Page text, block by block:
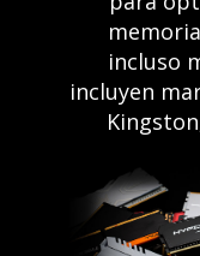
incluso
incluyen